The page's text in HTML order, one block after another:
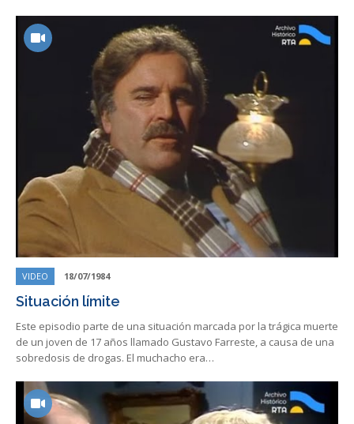
VIDEO 18/07/1984
Situación límite
Este episodio parte de una situación marcada por la trágica muerte
de un joven de 17 años llamado Gustavo Farreste, a causa de una
sobredosis de drogas. El muchacho era…